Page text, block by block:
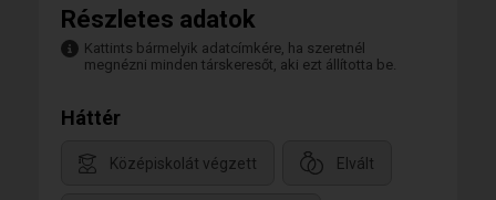
Részletes adatok
Kattints bármelyik adatcímkére, ha szeretnél
megnézni minden társkeresőt, aki ezt állította be.
Háttér
Középiskolát végzett Elvált